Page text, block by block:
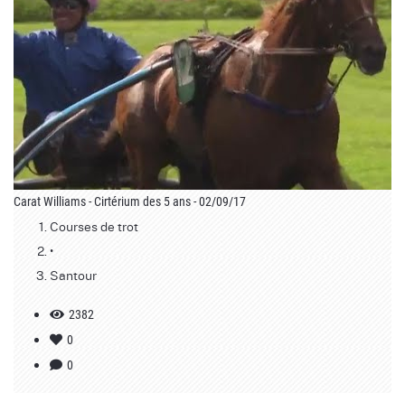
Carat Williams - Cirtérium des 5 ans - 02/09/17
Courses de trot
•
Santour
2382
0
0